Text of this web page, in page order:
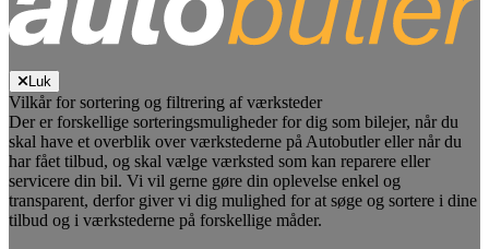
Luk
Vilkår for sortering og filtrering af værksteder
Der er forskellige sorteringsmuligheder for dig som bilejer, når du
skal have et overblik over værkstederne på Autobutler eller når du
har fået tilbud, og skal vælge værksted som kan reparere eller
servicere din bil. Vi vil gerne gøre din oplevelse enkel og
transparent, derfor giver vi dig mulighed for at søge og sortere i dine
tilbud og i værkstederne på forskellige måder.